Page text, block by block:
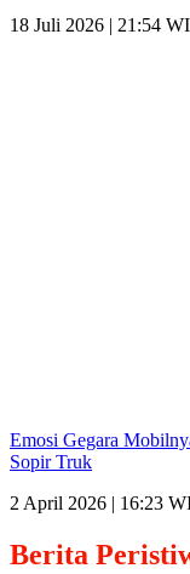
18 Juli 2026 | 21:54
Emosi Gegara
Sopir Truk
2 April 2026 | 16:23
Berita